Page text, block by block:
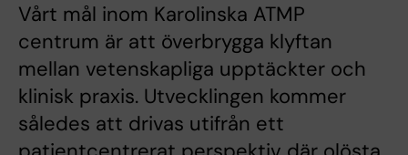
Vårt mål inom Karolinska ATMP
centrum är att överbrygga klyftan
mellan vetenskapliga upptäckter och
klinisk praxis. Utvecklingen kommer
således att drivas utifrån ett